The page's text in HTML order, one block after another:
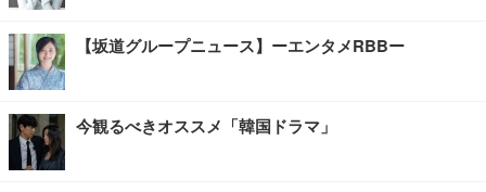
【坂道グループニュース】ーエンタメRBBー
今観るべきオススメ「韓国ドラマ」